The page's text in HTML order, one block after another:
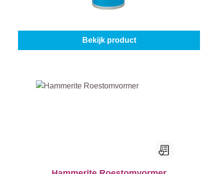
Kleur (Hammerite metaallak):
Bekijk product